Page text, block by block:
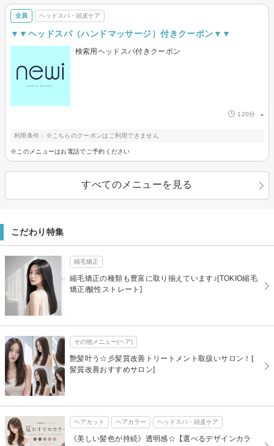
全員 ヘッドスパ・頭皮ケア
▼▼ヘッドスパ（ハンドマッサージ）付きクーポン▼▼
検索用ヘッドスパ付きクーポン
120分 -
利用条件：※こちらのクーポンはご利用できません
※このメニューはお電話でご予約ください
すべてのメニューを見る
こだわり特集
縮毛矯正
縮毛矯正の種類も豊富に取り揃えています♪[TOKIO縮毛
矯正/酸性ストレート]
その他メニュー(ヘア)
艶髪叶う☆彡髪質改善トリートメント取扱いサロン！[
髪質改善おすすめサロン]
ヘアカット ヘアカラー ヘッドスパ・頭皮ケア
《美しい髪色が持続》透明感☆【選べるデザインカラ